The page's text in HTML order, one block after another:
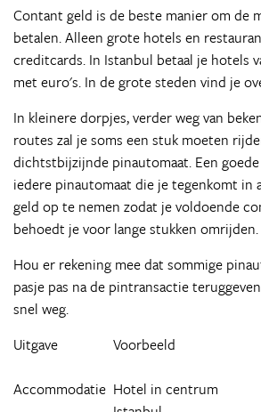
Contant geld is de beste manier om de
betalen. Alleen grote hotels en
creditcards. In Istanbul betaal je hotels
met euro's. In de grote steden vind je
In kleinere dorpjes, verder weg van
routes zal je soms een stuk moeten
dichtstbijzijnde pinautomaat. Een
iedere pinautomaat die je tegenkomt in
geld op te nemen zodat je voldoende
behoedt je voor lange stukken omrijden.
Hou er rekening mee dat sommige
pasje pas na de pintransactie
snel weg.
Uitgave
Voorbeeld
Accommodatie Hotel in centrum